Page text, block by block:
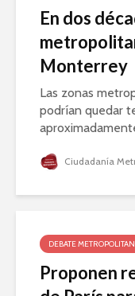
En dos
Monterrey
Las zonas
podrían quedar
Ciudadanía
DEBATE
Proponen